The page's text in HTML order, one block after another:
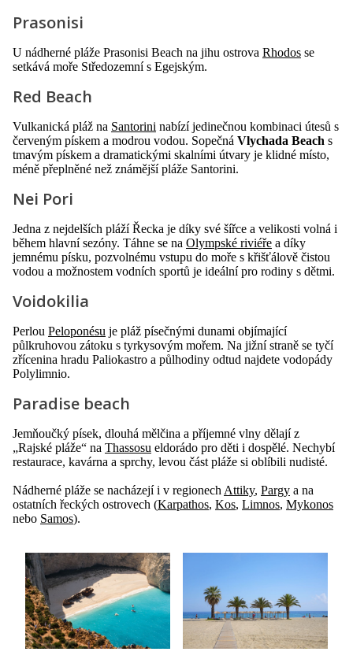
Prasonisi
U nádherné pláže Prasonisi Beach na jihu ostrova Rhodos se
setkává moře Středozemní s Egejským.
Red Beach
Vulkanická pláž na Santorini nabízí jedinečnou kombinaci útesů s
červeným pískem a modrou vodou. Sopečná Vlychada Beach s
tmavým pískem a dramatickými skalními útvary je klidné místo,
méně přeplněné než známější pláže Santorini.
Nei Pori
Jedna z nejdelších pláží Řecka je díky své šířce a velikosti volná i
během hlavní sezóny. Táhne se na Olympské riviéře a díky
jemnému písku, pozvolnému vstupu do moře s křišťálově čistou
vodou a možnostem vodních sportů je ideální pro rodiny s dětmi.
Voidokilia
Perlou Peloponésu je pláž písečnými dunami objímající
půlkruhovou zátoku s tyrkysovým mořem. Na jižní straně se tyčí
zřícenina hradu Paliokastro a půlhodiny odtud najdete vodopády
Polylimnio.
Paradise beach
Jemňoučký písek, dlouhá mělčina a příjemné vlny dělají z
„Rajské pláže“ na Thassosu eldorádo pro děti i dospělé. Nechybí
restaurace, kavárna a sprchy, levou část pláže si oblíbili nudisté.
Nádherné pláže se nacházejí i v regionech Attiky, Pargy a na
ostatních řeckých ostrovech (Karpathos, Kos, Limnos, Mykonos
nebo Samos).